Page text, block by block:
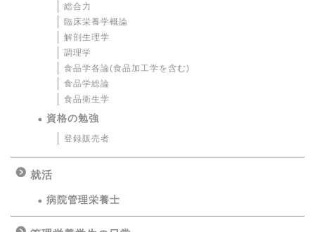
総合力
臨床栄養学概論
解剖生理学
調理学
食品学各論(食品加工学を含む)
食品学総論
食品衛生学
資格の勉強
登録販売者
就活
病院管理栄養士